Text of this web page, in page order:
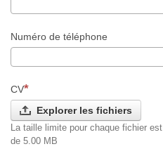
Numéro de téléphone
CV
Explorer les fichiers
La taille limite pour chaque fichier est
de 5.00 MB